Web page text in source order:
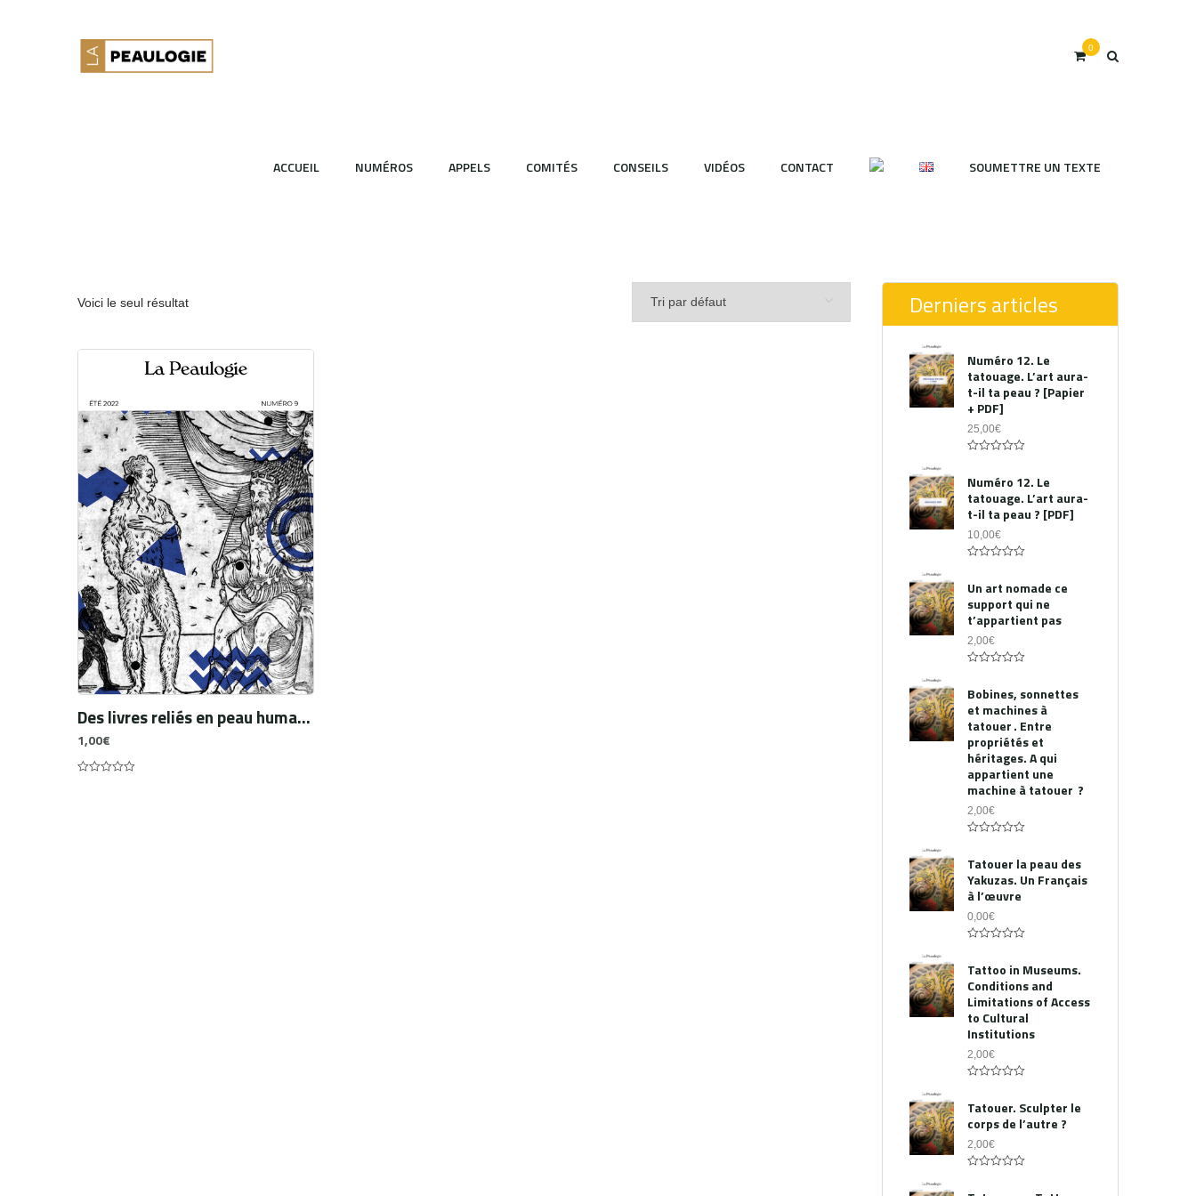
0
ACCUEIL NUMÉROS APPELS COMITÉS CONSEILS VIDÉOS CONTACT SOUMETTRE UN TEXTE
Voici le seul résultat
Des livres reliés en peau humaine
1,00€
Derniers articles
Numéro 12. Le
tatouage. L’art aura-
t-il ta peau ? [Papier
+ PDF]
25,00€
out
of
5
Numéro 12. Le
tatouage. L’art aura-
t-il ta peau ? [PDF]
10,00€
out
of
5
Un art nomade ce
support qui ne
t’appartient pas
2,00€
out
of
5
Bobines, sonnettes
et machines à
tatouer . Entre
propriétés et
héritages. A qui
appartient une
machine à tatouer ?
2,00€
out
of
5
Tatouer la peau des
Yakuzas. Un Français
à l’œuvre
0,00€
out
of
5
Tattoo in Museums.
Conditions and
Limitations of Access
to Cultural
Institutions
2,00€
out
of
5
Tatouer. Sculpter le
corps de l’autre ?
2,00€
out